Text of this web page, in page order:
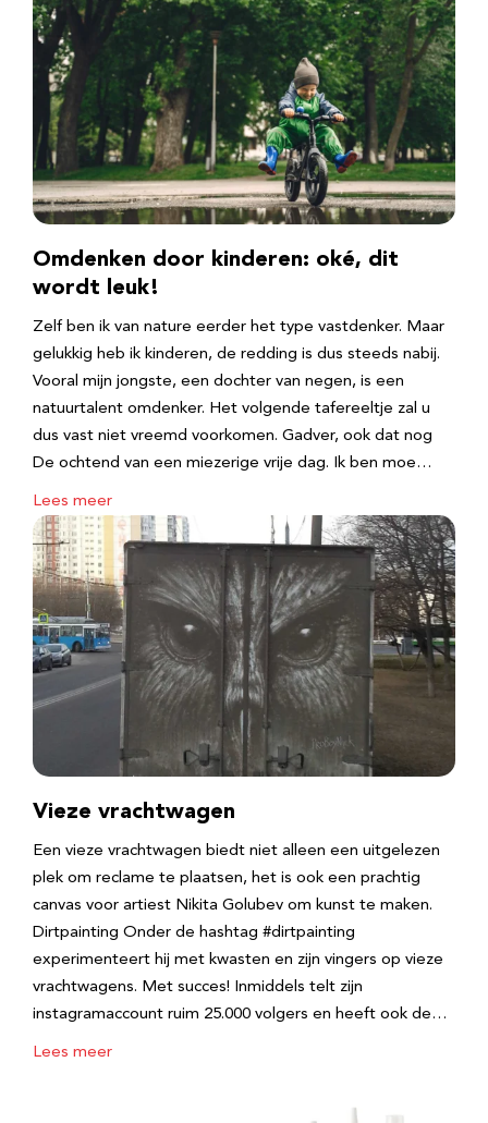
Omdenken door kinderen: oké, dit
wordt leuk!
Zelf ben ik van nature eerder het type vastdenker. Maar
gelukkig heb ik kinderen, de redding is dus steeds nabij.
Vooral mijn jongste, een dochter van negen, is een
natuurtalent omdenker. Het volgende tafereeltje zal u
dus vast niet vreemd voorkomen. Gadver, ook dat nog
De ochtend van een miezerige vrije dag. Ik ben moe…
Lees meer
Vieze vrachtwagen
Een vieze vrachtwagen biedt niet alleen een uitgelezen
plek om reclame te plaatsen, het is ook een prachtig
canvas voor artiest Nikita Golubev om kunst te maken.
Dirtpainting Onder de hashtag #dirtpainting
experimenteert hij met kwasten en zijn vingers op vieze
vrachtwagens. Met succes! Inmiddels telt zijn
instagramaccount ruim 25.000 volgers en heeft ook de…
Lees meer